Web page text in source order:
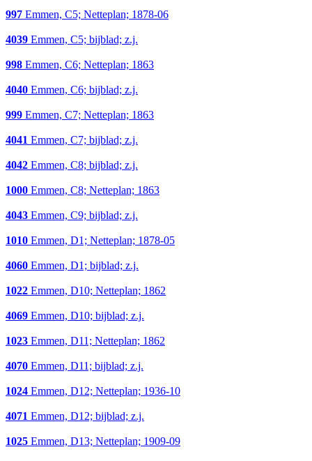
997 Emmen, C5; Netteplan; 1878-06
4039 Emmen, C5; bijblad; z.j.
998 Emmen, C6; Netteplan; 1863
4040 Emmen, C6; bijblad; z.j.
999 Emmen, C7; Netteplan; 1863
4041 Emmen, C7; bijblad; z.j.
4042 Emmen, C8; bijblad; z.j.
1000 Emmen, C8; Netteplan; 1863
4043 Emmen, C9; bijblad; z.j.
1010 Emmen, D1; Netteplan; 1878-05
4060 Emmen, D1; bijblad; z.j.
1022 Emmen, D10; Netteplan; 1862
4069 Emmen, D10; bijblad; z.j.
1023 Emmen, D11; Netteplan; 1862
4070 Emmen, D11; bijblad; z.j.
1024 Emmen, D12; Netteplan; 1936-10
4071 Emmen, D12; bijblad; z.j.
1025 Emmen, D13; Netteplan; 1909-09